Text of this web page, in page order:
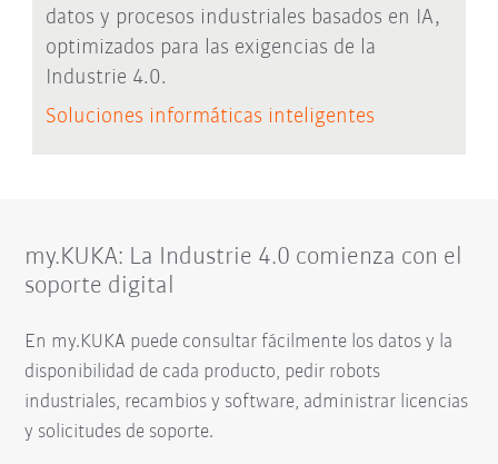
datos y procesos industriales basados en IA,
optimizados para las exigencias de la
Industrie 4.0.
Soluciones informáticas inteligentes
my.KUKA: La Industrie 4.0 comienza con el
soporte digital
En my.KUKA puede consultar fácilmente los datos y la
disponibilidad de cada producto, pedir robots
industriales, recambios y software, administrar licencias
y solicitudes de soporte.